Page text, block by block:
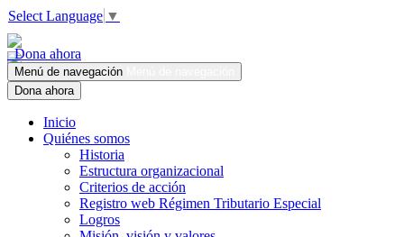
Select Language ▼
Dona ahora
Menú de navegación
Dona ahora
Inicio
Quiénes somos
Historia
Estructura organizacional
Criterios de acción
Registro web Régimen Tributario Especial
Logros